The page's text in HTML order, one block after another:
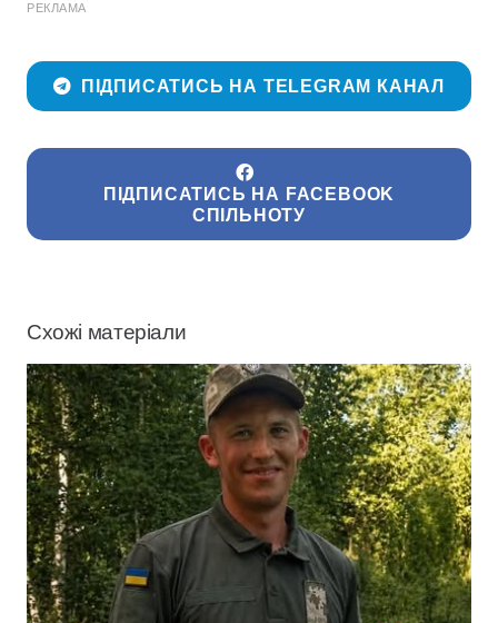
РЕКЛАМА
ПІДПИСАТИСЬ НА TELEGRAM КАНАЛ
ПІДПИСАТИСЬ НА FACEBOOK
СПІЛЬНОТУ
Схожі матеріали